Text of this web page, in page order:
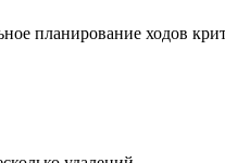
планирование ходов